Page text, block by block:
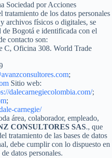
Sociedad por Acciones
tratamiento de los datos personales
archivos físicos o digitales, se
Bogotá e identificada con el
contacto son:
C, Oficina 308. World Trade
;
Sitio web:
dalecarnegiecolombia.com/;
;
carnegie/
área, colaborador, empleado,
CONSULTORES SAS., que
tratamiento de las bases de datos
debe cumplir con lo dispuesto en
datos personales.